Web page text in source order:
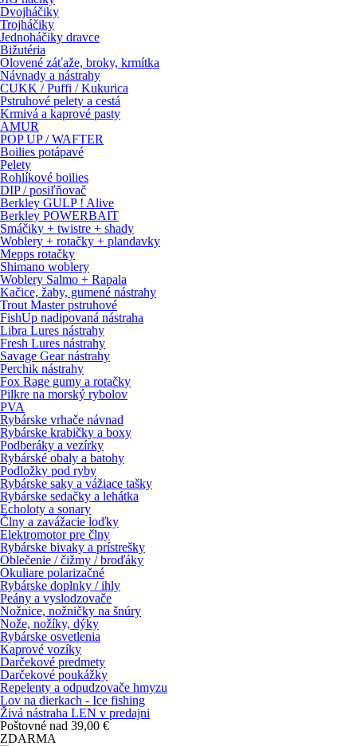
Dvojháčiky
Trojháčiky
Jednoháčiky dravce
Bižutéria
Olovené záťaže, broky, krmítka
Návnady a nástrahy
CUKK / Puffi / Kukurica
Pstruhové pelety a cestá
Krmivá a kaprové pasty
AMUR
POP UP / WAFTER
Boilies potápavé
Pelety
Rohlíkové boilies
DIP / posiľňovač
Berkley GULP ! Alive
Berkley POWERBAIT
Smáčiky + twistre + shady
Woblery + rotačky + plandavky
Mepps rotačky
Shimano woblery
Woblery Salmo + Rapala
Kačice, žaby, gumené nástrahy
Trout Master pstruhové
FishUp nadipovaná nástraha
Libra Lures nástrahy
Fresh Lures nástrahy
Savage Gear nástrahy
Perchik nástrahy
Fox Rage gumy a rotačky
Pilkre na morský rybolov
PVA
Rybárske vrhače návnad
Rybárske krabičky a boxy
Podberáky a vezírky
Rybárské obaly a batohy
Podložky pod ryby
Rybárske saky a vážiace tašky
Rybárske sedačky a lehátka
Echoloty a sonary
Člny a zavážacie loďky
Elektromotor pre člny
Rybárske bivaky a prístrešky
Oblečenie / čižmy / broďáky
Okuliare polarizačné
Rybárske doplnky / ihly
Peány a vyslodzovače
Nožnice, nožničky na šnúry
Nože, nožíky, dýky
Rybárske osvetlenia
Kaprové vozíky
Darčekové predmety
Darčekové poukážky
Repelenty a odpudzovače hmyzu
Lov na dierkach - Ice fishing
Živá nástraha LEN v predajni
Poštovné nad 39,00 €
ZDARMA